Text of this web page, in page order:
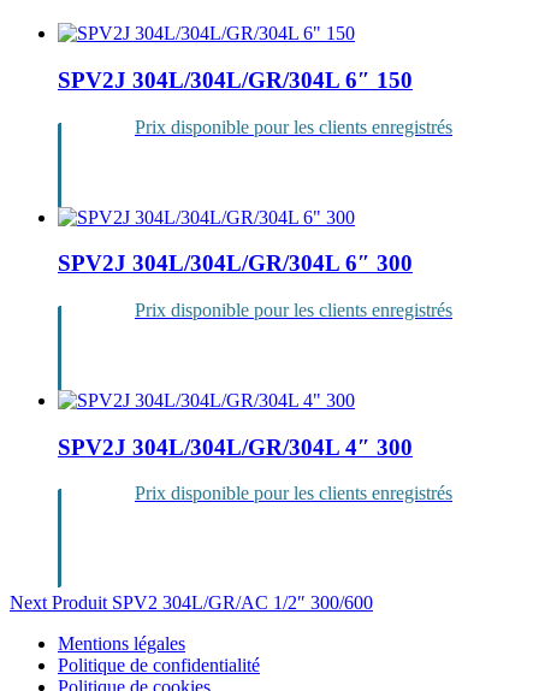
SPV2J 304L/304L/GR/304L 6″ 150
Prix disponible pour les clients enregistrés
SPV2J 304L/304L/GR/304L 6″ 300
Prix disponible pour les clients enregistrés
SPV2J 304L/304L/GR/304L 4″ 300
Prix disponible pour les clients enregistrés
Navigation
l’article
Next Produit SPV2 304L/GR/AC 1/2″ 300/600
Mentions légales
Politique de confidentialité